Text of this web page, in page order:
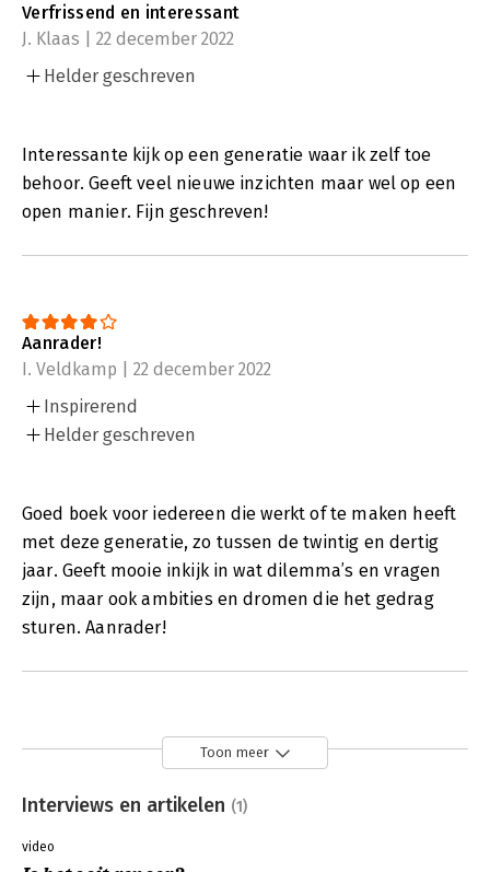
Verfrissend en interessant
J. Klaas | 22 december 2022
Helder geschreven
Interessante kijk op een generatie waar ik zelf toe
behoor. Geeft veel nieuwe inzichten maar wel op een
open manier. Fijn geschreven!
Aanrader!
I. Veldkamp | 22 december 2022
Inspirerend
Helder geschreven
Goed boek voor iedereen die werkt of te maken heeft
met deze generatie, zo tussen de twintig en dertig
jaar. Geeft mooie inkijk in wat dilemma’s en vragen
zijn, maar ook ambities en dromen die het gedrag
sturen. Aanrader!
Toon meer
Interviews en artikelen (1)
video